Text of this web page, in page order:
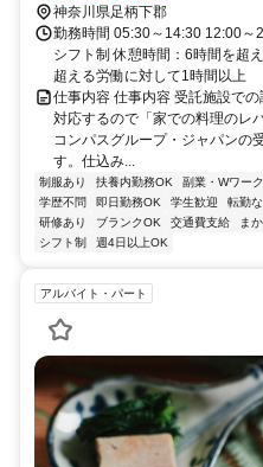
神奈川県足柄下郡
勤務時間 05:30～14:30 12:00～
シフト制 休憩時間：6時間を超
超える労働に対して1時間以上
仕事内容 仕事内容 受託施設で
対応するので「家での料理のレ
コンパスグループ・ジャパンの
す。仕込み...
制服あり 扶養内勤務OK 副業・Wワー
学歴不問
即日勤務OK 学生歓迎 転勤な
研修あり
ブランクOK 交通費支給 ま
シフト制
週4日以上OK
アルバイト・パート